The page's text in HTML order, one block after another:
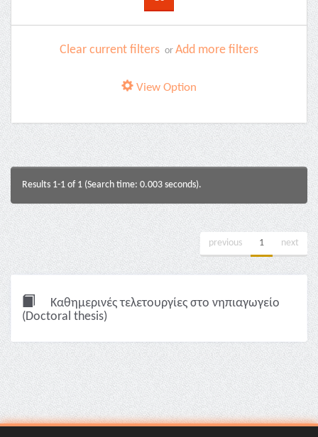
Clear current filters or Add more filters
View Option
Results 1-1 of 1 (Search time: 0.003 seconds).
previous 1 next
Καθημερινές τελετουργίες στο νηπιαγωγείο
(Doctoral thesis)